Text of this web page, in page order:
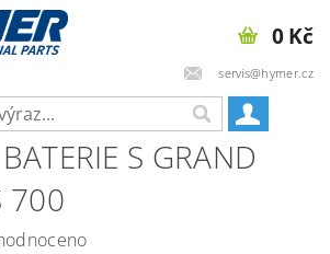
servis@hymer.cz
0 Kč
S GRAND
700